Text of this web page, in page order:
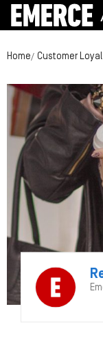
Home Customer